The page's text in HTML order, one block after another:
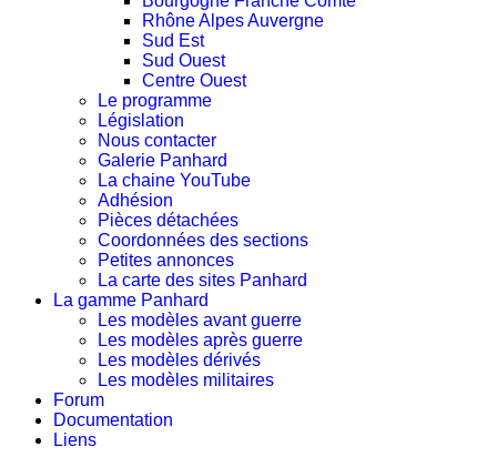
Rhône Alpes Auvergne
Sud Est
Sud Ouest
Centre Ouest
Le programme
Législation
Nous contacter
Galerie Panhard
La chaine YouTube
Adhésion
Pièces détachées
Coordonnées des sections
Petites annonces
La carte des sites Panhard
La gamme Panhard
Les modèles avant guerre
Les modèles après guerre
Les modèles dérivés
Les modèles militaires
Forum
Documentation
Liens